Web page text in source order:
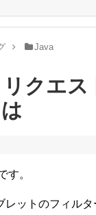
Java
クエ
す。
レットのフィル